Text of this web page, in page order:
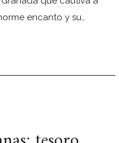
encanto y su…